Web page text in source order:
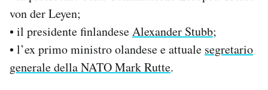
von der Leyen;
• il presidente finlandeseAlexander Stubb;
• l’ex primo ministro olandese e attuale segretario
generale della NATO Mark Rutte.